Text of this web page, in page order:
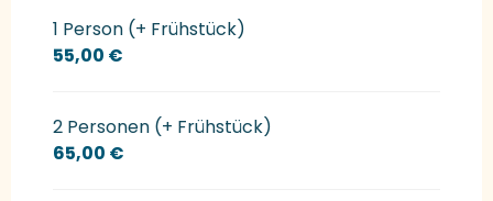
Preise 2027
1 Person (+ Frühstück)
55,00 €
2 Personen (+ Frühstück)
65,00 €